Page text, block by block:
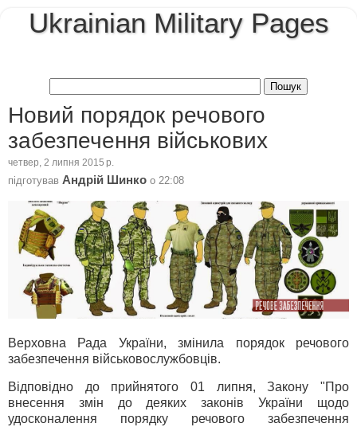
Ukrainian Military Pages
Новий порядок речового
забезпечення військових
четвер, 2 липня 2015 р.
підготував Андрій Шинко о 22:08
Верховна Рада України, змінила порядок речового
забезпечення військовослужбовців.
Відповідно до прийнятого 01 липня, Закону "Про
внесення змін до деяких законів України щодо
удосконалення порядку речового забезпечення